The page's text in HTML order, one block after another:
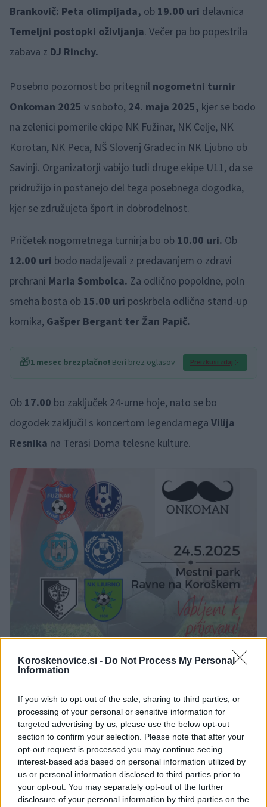
Koroskenovice.si - Do Not Process My Personal
Information
If you wish to opt-out of the sale, sharing to third parties, or
processing of your personal or sensitive information for
targeted advertising by us, please use the below opt-out
section to confirm your selection. Please note that after your
opt-out request is processed you may continue seeing
interest-based ads based on personal information utilized by
us or personal information disclosed to third parties prior to
your opt-out. You may separately opt-out of the further
disclosure of your personal information by third parties on the
Brankovič: Peta olimpijada, ob 19.00 uri delavnica
Temeljni postopki oživljanja. Večer pa bo popestrila
zabava z DJ Rinchy.
Posebno pozornost bo pritegnil nogometni turnir
Onkoman 2025 v soboto, 24. maja 2025, kjer se bodo
na zelenici pomerile ekipe NK Fužinar, NK Celje, NK
Korotan, NK Peca, NŠ Slovenj Gradec in NK Ljubno ob
Savinji. Organizatorji vabijo tudi druge ekipe U11, da se
pridružijo in postanejo del tega posebnega dogodka,
kjer se združujeta šport in dobrodelnost.
Pričetek nogometnega turnirja bo ob 10.00 uri. Ob
12.00 uri bodo nadaljevali z predavanjem o zdravi
prehrani Maria Sombolca. Za odlično popoldne, poln
smeha bosta ob 15.00 uri poskrbela odlična stand-up
komika, Gašper Bergant ter Žan Papič.
🎁1 mesec brezplačno! Beri brez oglasov Preizkusi zdaj
Ob 17.00 bo zaključek 24-urne hoje, nato se bo
dogodek zaključil s koncertom legendarnega Vilija
Resnika na Terasi Doma telesne kulture.
Pridi, kroži, navijaj, poslušaj, nauči se kaj novega –
ali pa vse naenkrat!Vsak korak šteje. Vsak nasmeh
šteje. Skupaj smo močnejši.